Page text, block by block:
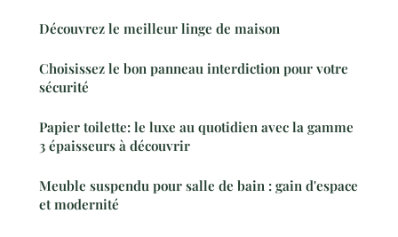
Découvrez le meilleur linge de maison
Choisissez le bon panneau interdiction pour votre
sécurité
Papier toilette: le luxe au quotidien avec la gamme
3 épaisseurs à découvrir
Meuble suspendu pour salle de bain : gain d'espace
et modernité